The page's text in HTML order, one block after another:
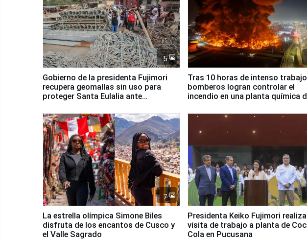
5
Gobierno de la presidenta Fujimori
recupera geomallas sin uso para
proteger Santa Eulalia ante
Tras 10 horas de intenso trabajo
bomberos logran controlar el
incendio en una planta química
7
La estrella olímpica Simone Biles
disfruta de los encantos de Cusco y
el Valle Sagrado
Presidenta Keiko Fujimori realiza
visita de trabajo a planta de
Cola en Pucusana